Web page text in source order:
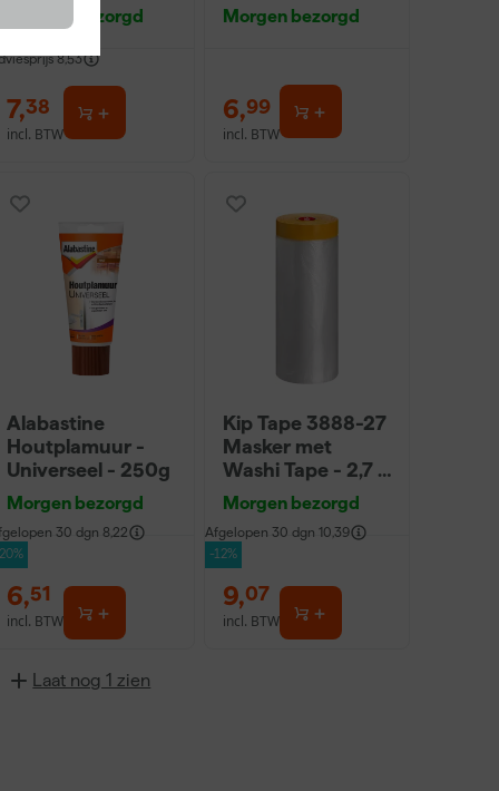
Morgen bezorgd
8,53
7,38
incl. BTW
0,5L
Morgen bezorgd
6,99
incl. BTW
Alabastine
Houtplamuur -
Universeel - 250g
Morgen bezorgd
30 dgn 8,22
6,51
incl. BTW
Kip Tape 3888-27
Masker met
Washi Tape - 2,7 x
20m
Morgen bezorgd
Afgelopen 30 dgn 10,39
-12%
9,07
incl. BTW
Laat nog 1 zien